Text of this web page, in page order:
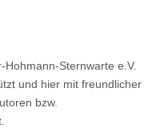
Sternwarte e.V.
und hier mit freundlicher
bzw.